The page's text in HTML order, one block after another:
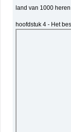
land van 1000 heren
hoofdstuk 4 - Het